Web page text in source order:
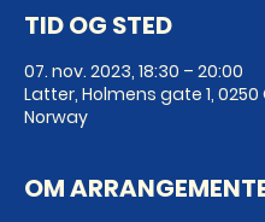
TID OG STED
07. nov. 2023, 18:30 – 20:00
Latter, Holmens gate 1, 0250
Norway
OM